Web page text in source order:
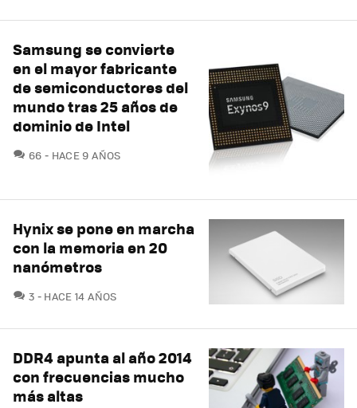
Samsung se convierte
en el mayor fabricante
de semiconductores del
mundo tras 25 años de
dominio de Intel
66 COMENTARIOS
HACE 9 AÑOS
Hynix se pone en marcha
con la memoria en 20
nanómetros
3 COMENTARIOS
HACE 14 AÑOS
DDR4 apunta al año 2014
con frecuencias mucho
más altas